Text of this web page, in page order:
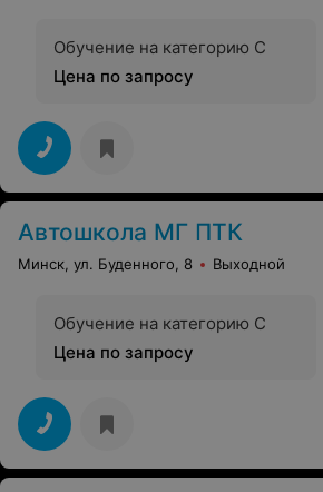
Обучение на категорию C
Цена по запросу
Автошкола МГ ПТК
Минск, ул. Буденного, 8 Выходной
Обучение на категорию C
Цена по запросу